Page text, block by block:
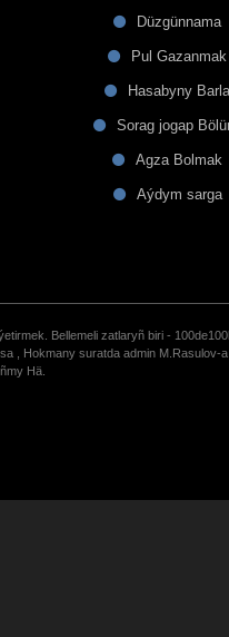
Düzgünnama
Pul Gazanmak
Hasabyny Barla
Sorag jogap
Agza Bolmak
Aýdym sarga
Bellemeli zatlaryñ biri -
Hokmany suratda admin
Hä.